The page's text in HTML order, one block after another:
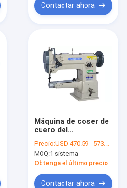
Contactar ahora
Máquina de coser de
cuero del
fulcro 220V del
marco del diente
Precio:USD 470.59 - 573.53 per set
MOQ:1 sistema
Obtenga el último precio
Contactar ahora